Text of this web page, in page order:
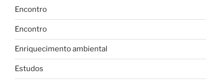
Encontro
Encontro
Enriquecimento ambiental
Estudos